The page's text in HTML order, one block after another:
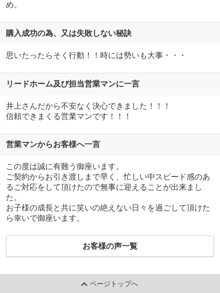
め。
購入成功の為、又は失敗しない秘訣
思いたったらそく行動！！時には勢いも大事・・・
リードホーム及び担当営業マンに一言
井上さんだから不安なく決心できました！！！
信頼できまくる営業マンです！！！
営業マンからお客様へ一言
この度は誠に有難う御座います。
ご契約からお引き渡しまで早く、忙しい中スピード感のあ
るご対応をして頂けたので無事に迎えることが出来まし
た。
お子様の成長と共に笑いの絶えない日々を過ごして頂けた
ら幸いで御座います。
お客様の声一覧
ページトップへ